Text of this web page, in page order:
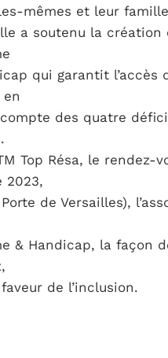
mêmes et leur
a soutenu la
qui garantit
des quatre
Top Résa, le
2023,
de Versailles),
& Handicap, la façon
de l’inclusion.